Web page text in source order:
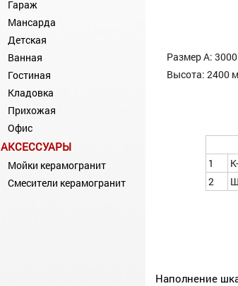
Гараж
Мансарда
Детская
Ванная
Гостиная
Кладовка
Прихожая
Офис
АКСЕССУАРЫ
Мойки керамогранит
Смесители керамогранит
Размер А:
Высота: 2400
1
2
Наполнение